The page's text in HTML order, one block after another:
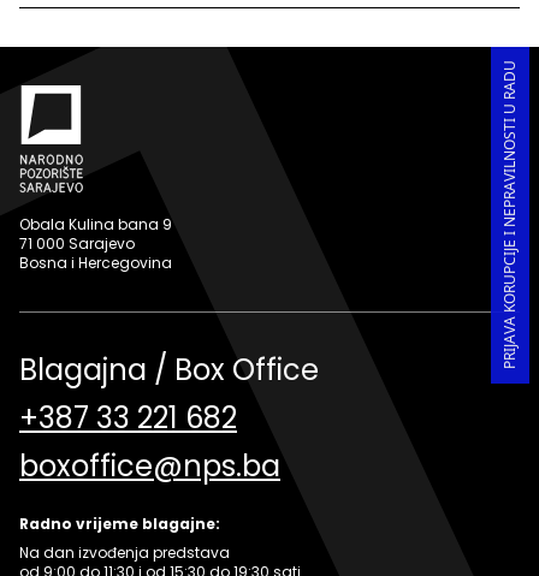
PRIJAVA KORUPCIJE I NEPRAVILNOSTI U RADU
Obala Kulina bana 9
71 000 Sarajevo
Bosna i Hercegovina
Blagajna / Box Office
+387 33 221 682
boxoffice@nps.ba
Radno vrijeme blagajne:
Na dan izvođenja predstava
od 9:00 do 11:30 i od 15:30 do 19:30 sati